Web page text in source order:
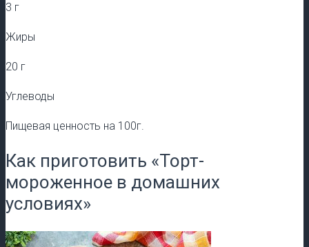
3 г
Жиры
20 г
Углеводы
Пищевая ценность на 100г.
Как приготовить «Торт-
мороженное в домашних
условиях»